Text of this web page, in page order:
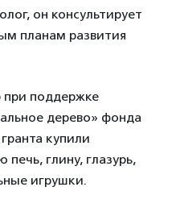
он консультирует
планам развития
при поддержке
дерево» фонда
купили
печь, глину, глазурь,
игрушки.